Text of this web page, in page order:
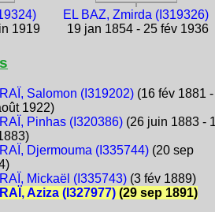
1919
EL BAZ, Zmirda (I319326)
19 jan 1854 - 25 fév 1936
Salomon (I319202)(16 fév 1881 -
1922)
Pinhas (I320386)(26 juin 1883 -
Djermouma (I335744)(20 sep
Mickaël (I335743)(3 fév 1889)
Aziza (I327977)(29 sep 1891)